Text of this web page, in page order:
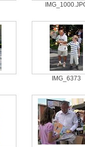
IMG_6373